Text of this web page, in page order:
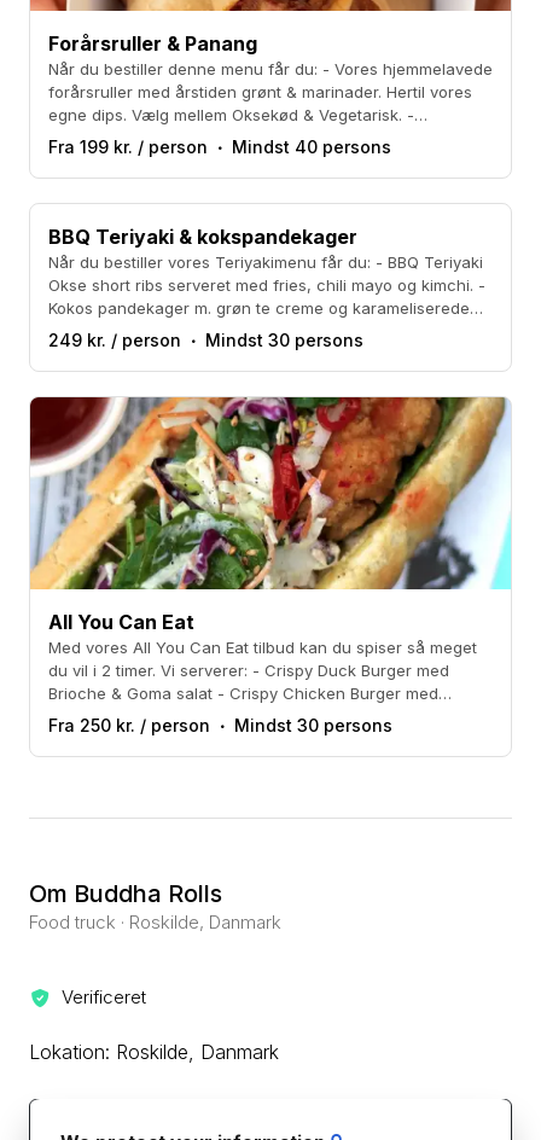
Forårsruller & Panang
Når du bestiller denne menu får du: - Vores hjemmelavede
forårsruller med årstiden grønt & marinader. Hertil vores
egne dips. Vælg mellem Oksekød & Vegetarisk. -
Panangkarry med årstidens grønt, jasminris, krydderurter
og peanuts. Vælg mellem kylling og vegetarisk.
Fra 199 kr. / person Mindst 40 persons
BBQ Teriyaki & kokspandekager
Når du bestiller vores Teriyakimenu får du: - BBQ Teriyaki
Okse short ribs serveret med fries, chili mayo og kimchi. -
Kokos pandekager m. grøn te creme og karameliserede
nødder
249 kr. / person Mindst 30 persons
All You Can Eat
Med vores All You Can Eat tilbud kan du spiser så meget
du vil i 2 timer. Vi serverer: - Crispy Duck Burger med
Brioche & Goma salat - Crispy Chicken Burger med
Brioche & Goma salat - Curley fries & chili mayo
Fra 250 kr. / person Mindst 30 persons
Om Buddha Rolls
Food truck · Roskilde, Danmark
Verificeret
Lokation: Roskilde, Danmark